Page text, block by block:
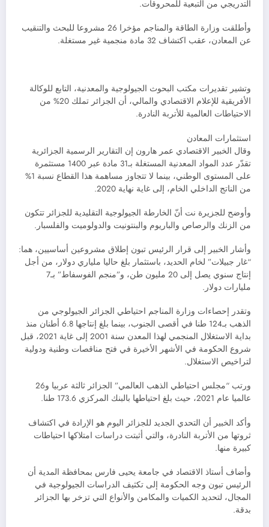
التدريجي من التبعية للمحروقات.
وأطلقت وزارة الطاقة والمناجم مؤخرا 26 مشروعا للبحث والتنقيب
عن المعادن، عقب اكتشاف 32 مادة منجمية غير مستغلة.
وتشير تقديرات مكتب البحوث الجيولوجية والمعدنية، التابع للوكالة
الأفريقية للإعلام الاقتصادي والمالي، أن الجزائر تملك 20% من
الاحتياطات العالمية للأتربة النادرة.
استثمارات المعادن
وقال الخبير الاقتصادي عمر هارون إن التقارير الرسمية الجزائرية
تقدّر عدد المواد المعدنية المستغلة بـ31 مادة عبر 1400 مستثمرة
على المستوى الوطني، بينما لا تتجاوز مساهمة هذا القطاع نسبة 1%
من الناتج الداخلي الخام، إلى غاية نهاية 2020.
وأوضح للجزيرة نت أنّ الخارطة الجيولوجية التقليدية للجزائر تتكون
من الزنك والرصاص والباريوم والبنتونيت والدولوميت والفلسبار.
وأشار الخبير إلى قرار الرئيس تبون إطلاق مشروعين أساسيين، هما:
“غار جبيلات” لخام الحديد، باستثمار بلغ حاليا ملياري دولار، من أجل
إنتاج سنوي يصل إلى 20 مليون طن، و”منجم الفوسفاط” بـ7
مليارات دولار.
وتقدر إحصاءات وزارة المناجم احتياطي الجزائر الجيولوجي من
الذهب بـ124 طنا في أقصى الجنوب، بينما بلغ إنتاجها 6.8 أطنان منذ
بداية الاستغلال المنجمي لهذا المعدن سنة 2001 إلى غاية 2021، قبل
شروع الحكومة في الأشهر الأخيرة في فتح مناقصات وطنية ودولية
لتراخيص الاستغلال.
ورتب “مجلس احتياطي الذھب العالمي” الجزائر ثالثة عربیا و26
عالمیا عام 2021، حيث بلغ احتياطها بالبنك المركزي 173.6 طنا.
وأكد الخبير أن التحدي الجديد للجزائر اليوم هو الإرادة في اكتشاف
ثروتها من الأتربة النادرة، والتي أثبتت دراسات امتلاكها احتياطات
كبيرة منها.
وأضاف أستاذ الاقتصاد في جامعة يحيى فارس بمحافظة المدية أن
الرئيس تبون وجه الحكومة إلى تكثيف الدراسات الجيولوجية في
المجال، لتحديد الكميات والمكامن والأنواع التي تزخر بها الجزائر
بدقة.